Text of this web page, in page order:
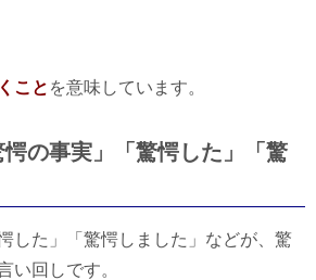
こと を意味しています。
の事実」「驚愕した」「驚
した」「驚愕しました」などが、驚
い回しです。